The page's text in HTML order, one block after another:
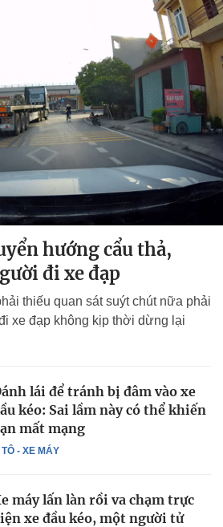
hướng cẩu thả,
đi xe đạp
thiếu quan sát suýt chút nữa phải
xe đạp không kịp thời dừng lại
TÔ - XE MÁY
lái để tránh bị đâm vào xe
kéo: Sai lầm này có thể khiến
mất mạng
máy lấn làn rồi va chạm trực
xe đầu kéo, một người tử